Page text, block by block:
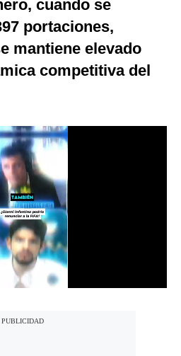
cuando se
portaciones,
mantiene elevado
competitiva del